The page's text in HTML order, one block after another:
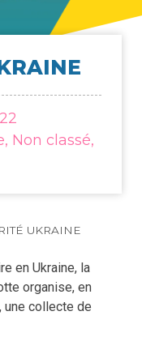
, Non classé,
UKRAINE
en Ukraine, la
organise, en
une collecte de